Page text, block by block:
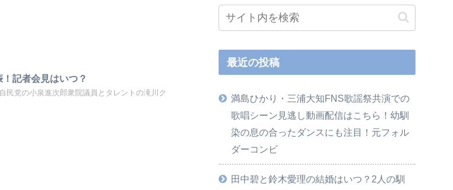
記者会見はいつ？
民党の小泉進次郎衆院議員とタレントの滝川ク
最近の投稿
満島ひかり・三浦大知FNS歌謡祭共演での
歌唱シーン見逃し動画配信はこちら！幼馴
染の息の合ったダンスにも注目！元フォル
ダーコンビ
田中碧と鈴木愛理の結婚はいつ？2人の馴